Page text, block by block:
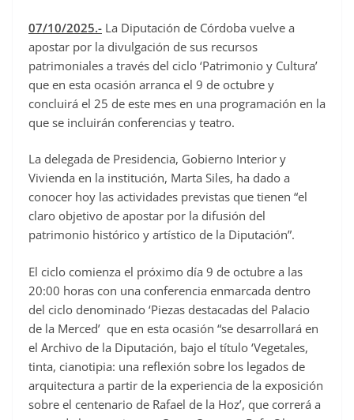
07/10/2025.- La Diputación de Córdoba vuelve a
apostar por la divulgación de sus recursos
patrimoniales a través del ciclo ‘Patrimonio y Cultura’
que en esta ocasión arranca el 9 de octubre y
concluirá el 25 de este mes en una programación en la
que se incluirán conferencias y teatro.
La delegada de Presidencia, Gobierno Interior y
Vivienda en la institución, Marta Siles, ha dado a
conocer hoy las actividades previstas que tienen “el
claro objetivo de apostar por la difusión del
patrimonio histórico y artístico de la Diputación”.
El ciclo comienza el próximo día 9 de octubre a las
20:00 horas con una conferencia enmarcada dentro
del ciclo denominado ‘Piezas destacadas del Palacio
de la Merced’ que en esta ocasión “se desarrollará en
el Archivo de la Diputación, bajo el título ‘Vegetales,
tinta, cianotipia: una reflexión sobre los legados de
arquitectura a partir de la experiencia de la exposición
sobre el centenario de Rafael de la Hoz’, que correrá a